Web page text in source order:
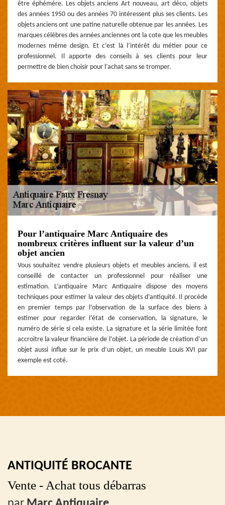
être éphémère. Les objets anciens Art nouveau, art déco, objets
des années 1950 ou des années 70 intéressent plus ses clients. Les
objets anciens ont une patine naturelle obtenue par les années. Les
marques célèbres des années anciennes ont la cote que les meubles
modernes même design. Et c’est là l’intérêt du métier pour ce
professionnel. Il apporte des conseils à ses clients pour leur
permettre de bien choisir pour l’achat sans se tromper.
Pour l’antiquaire Marc Antiquaire des
nombreux critères influent sur la valeur d’un
objet ancien
Vous souhaitez vendre plusieurs objets et meubles anciens, il est
conseillé de contacter un professionnel pour réaliser une
estimation. L’antiquaire Marc Antiquaire dispose des moyens
techniques pour estimer la valeur des objets d’antiquité. Il procède
en premier temps par l’observation de la surface des biens à
estimer pour regarder l’état de conservation, la signature, le
numéro de série si cela existe. La signature et la série limitée font
accroitre la valeur financière de l’objet. La période de création d’un
objet aussi influe sur le prix d’un objet, un meuble Louis XVI par
exemple est coté.
ANTIQUITÉ BROCANTE
Vente - Achat tous débarras